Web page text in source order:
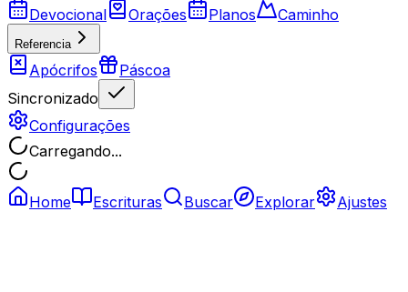
Devocional Orações Planos Caminho
Referencia
Apócrifos
Páscoa
Sincronizado
Configurações
Carregando...
Home Escrituras Buscar Explorar Ajustes